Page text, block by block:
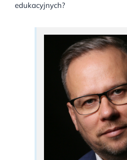
edukacyjnych?